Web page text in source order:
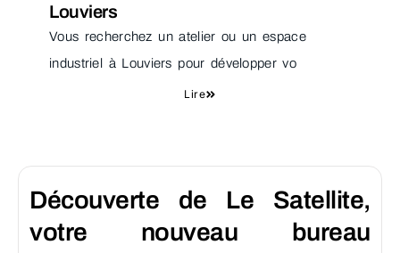
Louviers
Vous recherchez un atelier ou un espace
industriel à Louviers pour développer vo
Lire
Découverte de Le Satellite,
votre nouveau bureau